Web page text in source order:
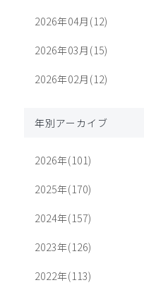
2026年04月(12)
2026年03月(15)
2026年02月(12)
年別アーカイブ
2026年(101)
2025年(170)
2024年(157)
2023年(126)
2022年(113)